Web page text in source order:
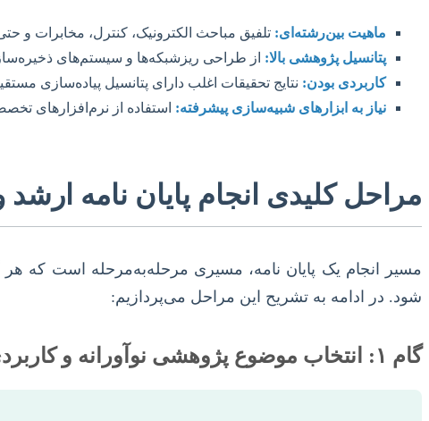
ماهیت بین‌رشته‌ای: تلفیق مباحث الکترونیک، کنترل، مخابرات و
پتانسیل پژوهشی بالا: از طراحی ریزشبکه‌ها و سیستم‌های
کاربردی بودن: نتایج تحقیقات اغلب دارای پتانسیل پیاده‌سازی
نیاز به ابزارهای شبیه‌سازی پیشرفته: استفاده از نرم‌افزارهای
مراحل کلیدی انجام پایان نامه
مسیر انجام یک پایان نامه، مسیری مرحله‌به‌مرحله است که
شود. در ادامه به تشریح این مراحل می‌پردازیم:
گام ۱: انتخاب موضوع پژوهشی نوآورانه و کاربردی